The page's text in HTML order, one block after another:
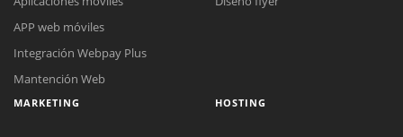
APP web móviles
Integración Webpay Plus
Mantención Web
MARKETING HOSTING